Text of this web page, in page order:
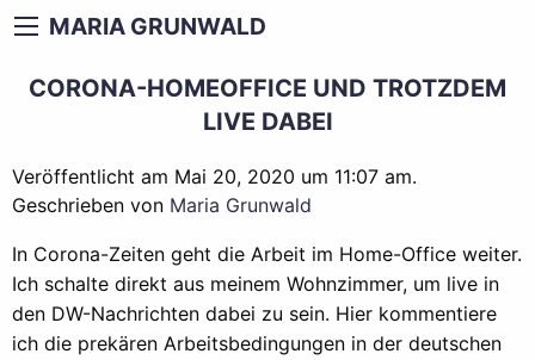
MARIA GRUNWALD
CORONA-HOMEOFFICE UND TROTZDEM
LIVE DABEI
Veröffentlicht am Mai 20, 2020 um 11:07 am.
Geschrieben von Maria Grunwald
In Corona-Zeiten geht die Arbeit im Home-Office weiter.
Ich schalte direkt aus meinem Wohnzimmer, um live in
den DW-Nachrichten dabei zu sein. Hier kommentiere
ich die prekären Arbeitsbedingungen in der deutschen